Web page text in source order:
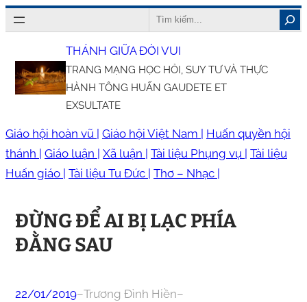
Chuyển
đến
nội
dung
Search
THÁNH GIỮA ĐỜI VUI
TRANG MẠNG HỌC HỎI, SUY TƯ VÀ THỰC
HÀNH TÔNG HUẤN GAUDETE ET
EXSULTATE
Giáo hội hoàn vũ | Giáo hội Việt Nam | Huấn quyền hội
thánh | Giáo luận | Xã luận | Tài liệu Phụng vụ | Tài liệu
Huấn giáo | Tài liệu Tu Đức | Thơ – Nhạc |
ĐỪNG ĐỂ AI BỊ LẠC PHÍA
ĐẰNG SAU
22/01/2019–Trương Đình Hiền–